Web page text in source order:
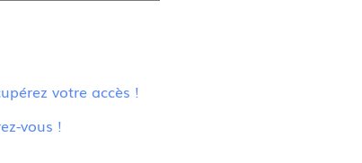
votre accès !
vous !